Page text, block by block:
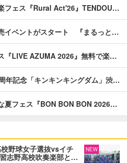
フェス『Rural Act'26』TENDOU…
イベントがスタート 『まるっと…
『LIVE AZUMA 2026』無料で楽…
年記念「キンキンキングダム」渋…
夏フェス『BON BON BON 2026…
野球女子選抜vsイチ
志野高校吹奏楽部と…
NEW